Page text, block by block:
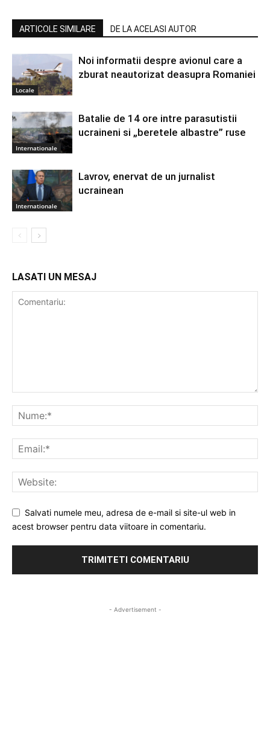
ARTICOLE SIMILARE DE LA ACELASI AUTOR
Locale
Noi informatii despre avionul care a
zburat neautorizat deasupra Romaniei
Internationale
Batalie de 14 ore intre parasutistii
ucraineni si „beretele albastre” ruse
Internationale
Lavrov, enervat de un jurnalist
ucrainean
LASATI UN MESAJ
Salvati numele meu, adresa de e-mail si site-ul web in
acest browser pentru data viitoare in comentariu.
- Advertisement -